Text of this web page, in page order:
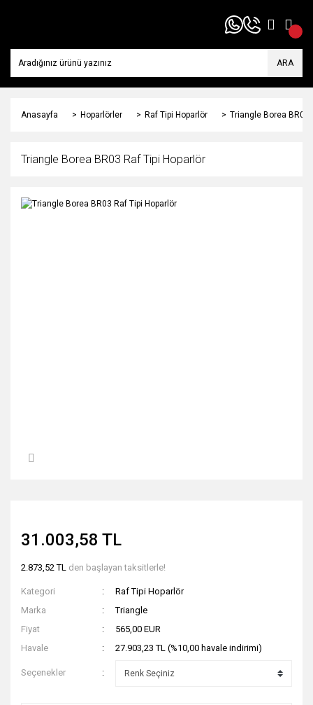
ARA
Anasayfa Hoparlörler Raf Tipi Hoparlör Triangle Borea BR03
Triangle Borea BR03 Raf Tipi Hoparlör
31.003,58 TL
2.873,52 TL den başlayan taksitlerle!
Kategori
Raf Tipi Hoparlör
Marka
Triangle
Fiyat
565,00 EUR
Havale
27.903,23 TL (%10,00 havale indirimi)
Seçenekler